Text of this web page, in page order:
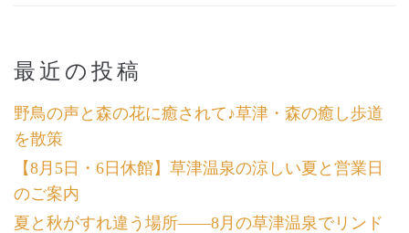
最近の投稿
野鳥の声と森の花に癒されて♪草津・森の癒し歩道
を散策
【8月5日・6日休館】草津温泉の涼しい夏と営業日
のご案内
夏と秋がすれ違う場所――8月の草津温泉でリンド